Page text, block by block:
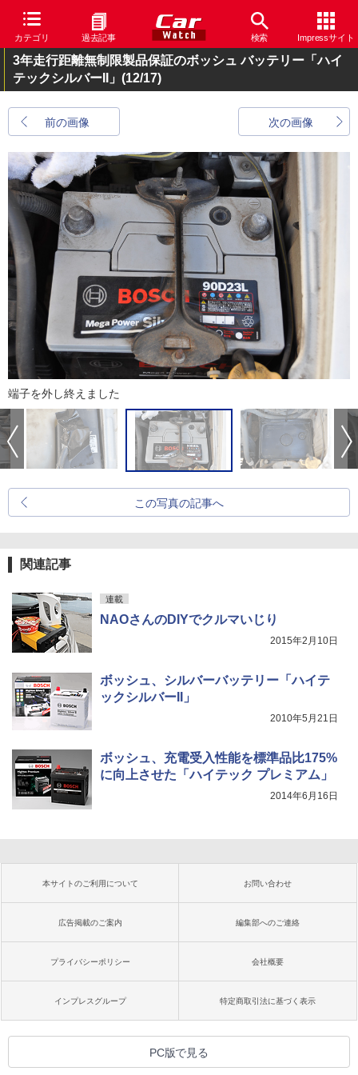
カテゴリ 過去記事 検索 Impressサイト
3年走行距離無制限製品保証のボッシュ バッテリー「ハイ
テックシルバーII」 (12/17)
前の画像 次の画像
端子を外し終えました
この写真の記事へ
関連記事
連載
NAOさんのDIYでクルマいじり
2015年2月10日
ボッシュ、シルバーバッテリー「ハイテ
ックシルバーII」
2010年5月21日
ボッシュ、充電受入性能を標準品比175%
に向上させた「ハイテック プレミアム」
2014年6月16日
本サイトのご利用について お問い合わせ
広告掲載のご案内 編集部へのご連絡
プライバシーポリシー 会社概要
インプレスグループ 特定商取引法に基づく表示
PC版で見る